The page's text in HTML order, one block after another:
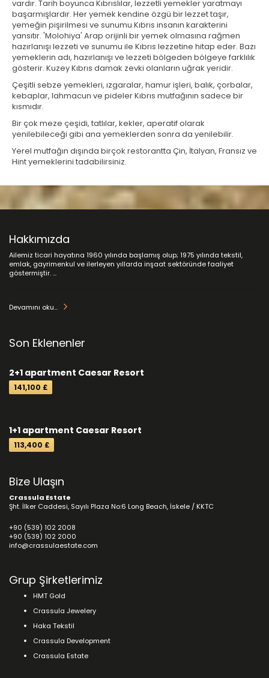
vardır. Tarih boyunca Kıbrıslılar, lezzetli yemekler yaratmayı
başarmışlardır. Her yemek kendine özgü bir lezzet taşır,
yemeğin pişirilmesi ve sunumu Kıbrıs insanın karakterini
yansıtır. 'Molohiya' Arap orijinli bir yemek olmasına rağmen
hazırlanışı lezzeti ve sunumu ile Kıbrıs lezzetine hitap eder. Bazı
yemeklerin adı, hazırlanışı ve lezzeti bölgeden bölgeye farklılık
gösterir. Kuzey Kıbrıs damak zevki olanların uğrak yeridir.
Çeşitli sebze yemekleri, ızgaralar, hamur işleri, balık, çorbalar,
kebaplar, lahmacun ve pideler Kıbrıs mutfağının sadece bir
kısmıdır.
Bir çok meze çeşidi, tatlılar, kekler, aperatif olarak
yenilebileceği gibi ana yemeklerden sonra da yenilebilir.
Yerel mutfağın dışında birçok restorantta Çin, İtalyan, Fransız ve
Hint yemeklerini tadabilirsiniz.
Hakkımızda
Ailemiz ticari hayatına 1960 yılında başlamış olup; 1975 yılında tekstil,
emlak, gayrimenkul ve ilerleyen yıllarda inşaat sektöründe faaliyet
göstermiştir. ...
Devamını oku...
Son Eklenenler
2+1 apartment Caesar Resort
141,100 £
1+1 apartment Caesar Resort
113,400 £
Bize Ulaşın
Crassula Estate
Şht. İlker Caddesi, Sayılı Plaza No:6 Long Beach, İskele / KKTC
+90 (539) 102 2008
+90 (539) 102 2000
info@crassulaestate.com
Grup Şirketlerimiz
HMT Gold
Crassula Jewelery
Haka Tekstil
Crassula Development
Crassula Estate